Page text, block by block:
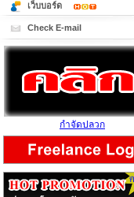
เว็บบอร์ด
Check E-mail
กำจัดปลวก